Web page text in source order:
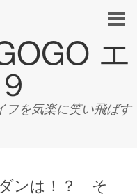
エ
フを気楽に笑い飛ばす
ンは！？ そ